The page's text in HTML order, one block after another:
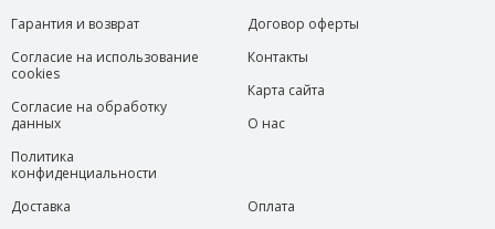
Гарантия и возврат
Согласие на использование
cookies
Согласие на обработку
данных
Политика
конфиденциальности
Договор оферты
Контакты
Карта сайта
О нас
Доставка
Оплата